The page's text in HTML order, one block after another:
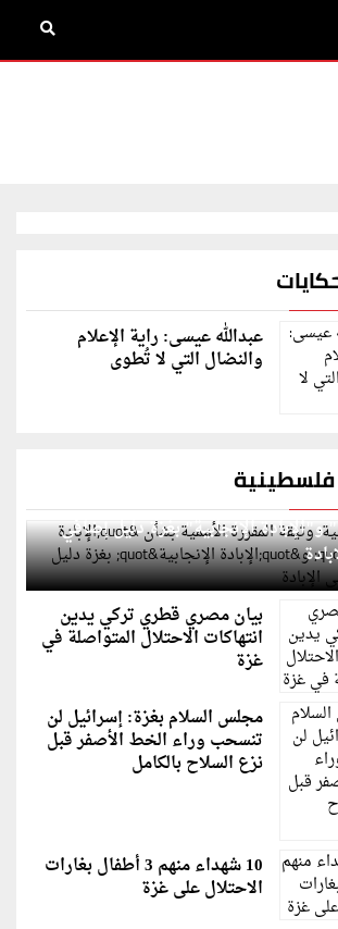
عبدالله عيسى: راية الإعلام
والنضال التي لا تُطوى
وثيقة المقررة الأممية بشأن "الإبادة
و"الإبادة الإنجابية" بغزة دليل إضافي
بيان مصري قطري تركي يدين
انتهاكات الاحتلال المتواصلة في
غزة
مجلس السلام بغزة: إسرائيل لن
تنسحب وراء الخط الأصفر قبل
نزع السلاح بالكامل
10 شهداء منهم 3 أطفال بغارات
الاحتلال على غزة